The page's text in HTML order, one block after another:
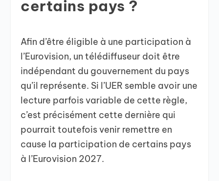
certains pays ?
Afin d’être éligible à une participation à
l’Eurovision, un télédiffuseur doit être
indépendant du gouvernement du pays
qu’il représente. Si l’UER semble avoir une
lecture parfois variable de cette règle,
c’est précisément cette dernière qui
pourrait toutefois venir remettre en
cause la participation de certains pays
à l’Eurovision 2027.